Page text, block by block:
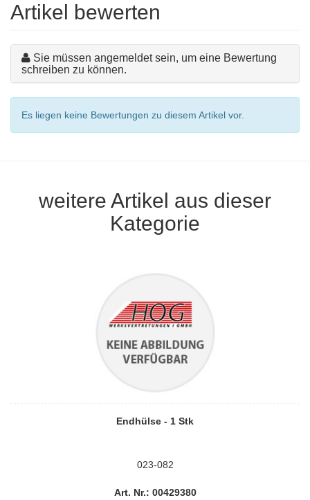
Artikel bewerten
Sie müssen angemeldet sein, um eine Bewertung
schreiben zu können.
Es liegen keine Bewertungen zu diesem Artikel vor.
weitere Artikel aus dieser
Kategorie
Endhülse - 1 Stk
023-082
Art. Nr.: 00429380